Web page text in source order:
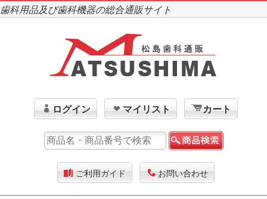
歯科用品及び歯科機器の総合通販サイト
ログイン マイリスト カート
ご利用ガイド お問い合わせ